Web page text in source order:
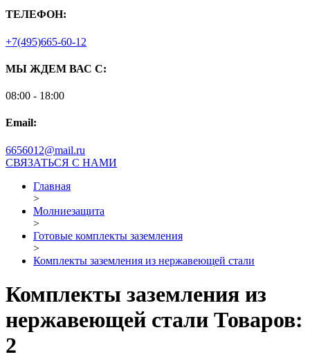
ТЕЛЕФОН:
+7(495)665-60-12
МЫ ЖДЕМ ВАС С:
08:00 - 18:00
Email:
6656012@mail.ru
СВЯЗАТЬСЯ С НАМИ
Главная
>
Молниезащита
>
Готовые комплекты заземления
>
Комплекты заземления из нержавеющей стали
Комплекты заземления из
нержавеющей стали Товаров:
2